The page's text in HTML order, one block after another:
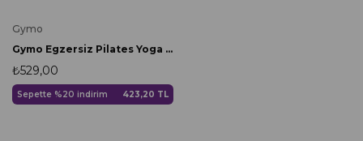
Gymo
Gymo Egzersiz Pilates Yoga Esnetme Bandı Direnç Lastiği Kırmızı Sert
₺529,00
Sepette %20 indirim 423,20 TL